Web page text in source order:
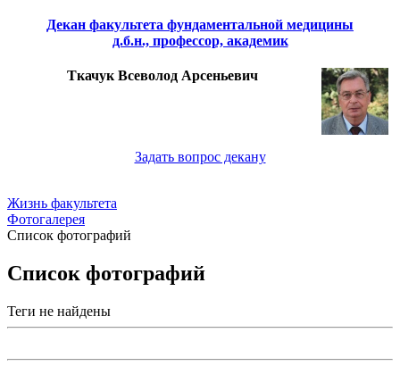
Декан факультета фундаментальной медицины
д.б.н., профессор, академик
Ткачук Всеволод Арсеньевич
Задать вопрос декану
Жизнь факультета
Фотогалерея
Список фотографий
Список фотографий
Теги не найдены